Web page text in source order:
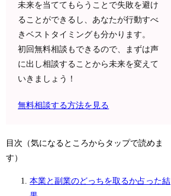
未来を当ててもらうことで失敗を避け
ることができるし、あなたが行動すべ
きベストタイミングも分かります。
初回無料相談もできるので、まずは声
に出し相談することから未来を変えて
いきましょう！
無料相談する方法を見る
目次（気になるところからタップで読めま
す）
本業と副業のどっちを取るか占った結